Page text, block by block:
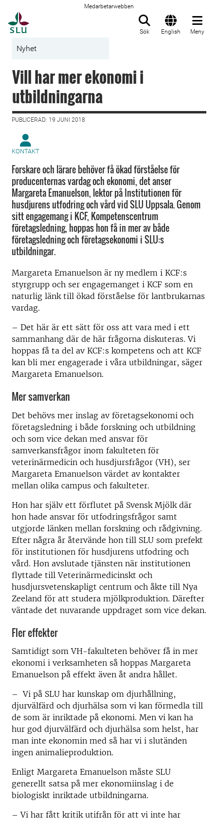
Medarbetarwebben
Sök English Meny
Nyhet
Vill har mer ekonomi i
utbildningarna
PUBLICERAD: 19 JUNI 2018
KONTAKT
Forskare och lärare behöver få ökad förståelse för
producenternas vardag och ekonomi, det anser
Margareta Emanuelson, lektor på Institutionen för
husdjurens utfodring och vård vid SLU Uppsala. Genom
sitt engagemang i KCF, Kompetenscentrum
företagsledning, hoppas hon få in mer av både
företagsledning och företagsekonomi i SLU:s
utbildningar.
Margareta Emanuelson är ny medlem i KCF:s
styrgrupp och ser engagemanget i KCF som en
naturlig länk till ökad förståelse för lantbrukarnas
vardag.
– Det här är ett sätt för oss att vara med i ett
sammanhang där de här frågorna diskuteras. Vi
hoppas få ta del av KCF:s kompetens och att KCF
kan bli mer engagerade i våra utbildningar, säger
Margareta Emanuelson.
Mer samverkan
Det behövs mer inslag av företagsekonomi och
företagsledning i både forskning och utbildning
och som vice dekan med ansvar för
samverkansfrågor inom fakulteten för
veterinärmedicin och husdjursfrågor (VH), ser
Margareta Emanuelson värdet av kontakter
mellan olika campus och fakulteter.
Hon har själv ett förflutet på Svensk Mjölk där
hon hade ansvar för utfodringsfrågor samt
utgjorde länken mellan forskning och rådgivning.
Efter några år återvände hon till SLU som prefekt
för institutionen för husdjurens utfodring och
vård. Hon avslutade tjänsten när institutionen
flyttade till Veterinärmedicinskt och
husdjursvetenskapligt centrum och åkte till Nya
Zeeland för att studera mjölkproduktion. Därefter
väntade det nuvarande uppdraget som vice dekan.
Fler effekter
Samtidigt som VH-fakulteten behöver få in mer
ekonomi i verksamheten så hoppas Margareta
Emanuelson på effekt även åt andra hållet.
– Vi på SLU har kunskap om djurhållning,
djurvälfärd och djurhälsa som vi kan förmedla till
de som är inriktade på ekonomi. Men vi kan ha
hur god djurvälfärd och djurhälsa som helst, har
man inte ekonomin med så har vi i slutänden
ingen animalieproduktion.
Enligt Margareta Emanuelson måste SLU
generellt satsa på mer ekonomiinslag i de
biologiskt inriktade utbildningarna.
– Vi har fått kritik utifrån för att vi inte har